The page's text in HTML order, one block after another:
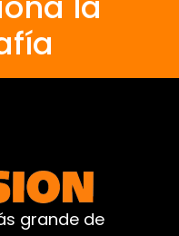
grande de